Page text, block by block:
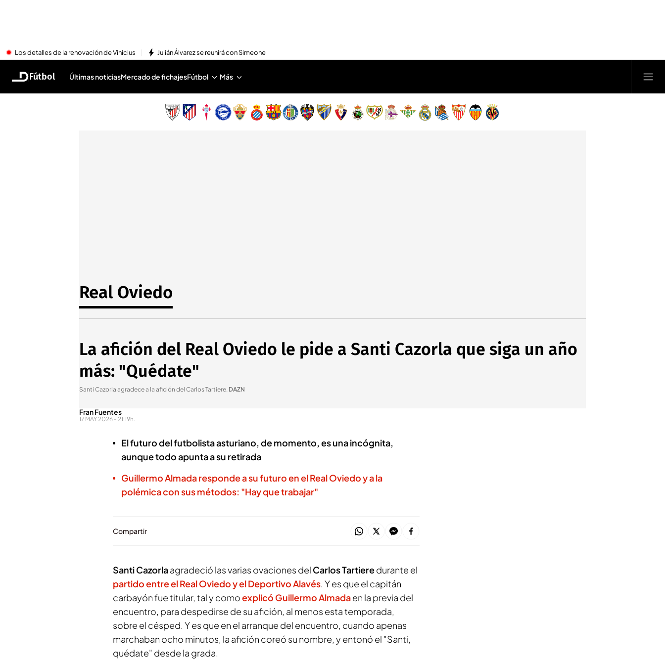
Los detalles de la renovación de Vinicius Julián Álvarez se reunirá con Simeone
Fútbol Últimas noticiasMercado de fichajesFútbol Más
Real Oviedo
La afición del Real Oviedo le pide a Santi Cazorla que siga un año
más: "Quédate"
Santi Cazorla agradece a la afición del Carlos Tartiere. DAZN
Fran Fuentes
17 MAY 2026 - 21:19h.
El futuro del futbolista asturiano, de momento, es una incógnita,
aunque todo apunta a su retirada
Guillermo Almada responde a su futuro en el Real Oviedo y a la
polémica con sus métodos: "Hay que trabajar"
Compartir
Santi Cazorlaagradeció las varias ovaciones del Carlos Tartieredurante el
partido entre elReal Oviedoy elDeportivo Alavés. Y es que el capitán
carbayón fue titular, tal y comoexplicó Guillermo Almadaen la previa del
encuentro, para despedirse de su afición, al menos esta temporada,
sobre el césped. Y es que en el arranque del encuentro, cuando apenas
marchaban ocho minutos, la afición coreó su nombre, y entonó el "Santi,
quédate" desde la grada.